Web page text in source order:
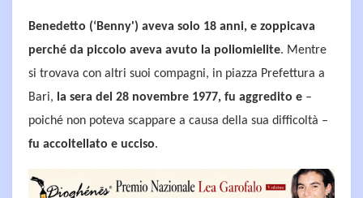
Benedetto (‘Benny') aveva solo 18 anni, e zoppicava
perché da piccolo aveva avuto la poliomielite. Mentre
si trovava con altri suoi compagni, in piazza Prefettura a
Bari, la sera del 28 novembre 1977, fu aggredito e –
poiché non poteva scappare a causa della sua difficoltà –
fu accoltellato e ucciso.